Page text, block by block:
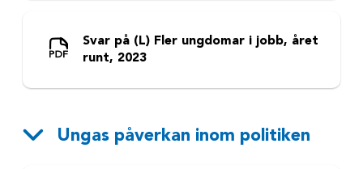
Svar på (L) Fler ungdomar i jobb, året
runt, 2023
Ungas påverkan inom politiken